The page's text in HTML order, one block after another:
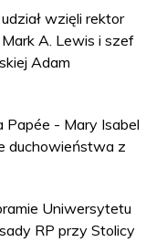
wzięli rektor
A. Lewis i szef
Adam
Papée - Mary Isabel
duchowieństwa z
Uniwersytetu
RP przy Stolicy